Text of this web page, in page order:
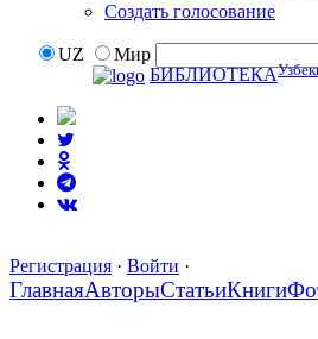
Создать голосование
UZ
Мир
БИБЛИОТЕКА
Регистрация · Войти ·
ГлавнаяАвторыСтатьиКниги